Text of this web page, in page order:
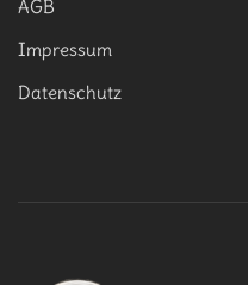
AGB
Impressum
Datenschutz